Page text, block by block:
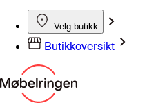
Velg butikk
Butikkoversikt